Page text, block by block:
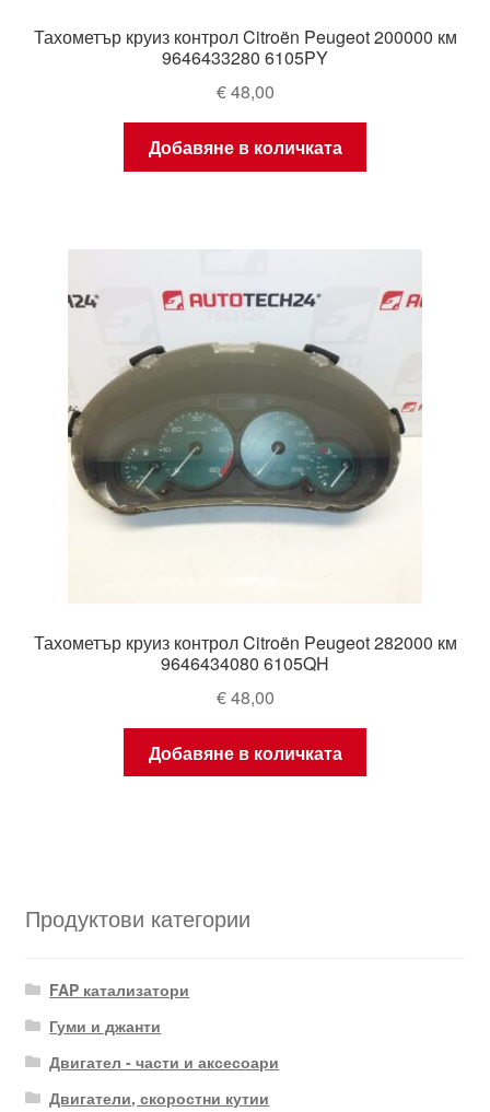
Тахометър круиз контрол Citroën Peugeot 200000 км
9646433280 6105PY
€48,00
Добавяне в количката
Тахометър круиз контрол Citroën Peugeot 282000 км
9646434080 6105QH
€48,00
Добавяне в количката
Продуктови категории
FAP катализатори
Гуми и джанти
Двигател - части и аксесоари
Двигатели, скоростни кутии